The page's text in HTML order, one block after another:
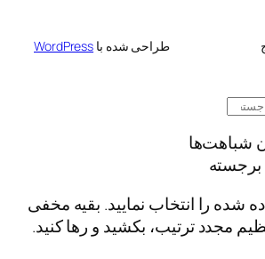
طراحی شده با WordPress
شباهت‌ها
شده را انتخاب نمایید. بقیه مخفی
مجدد ترتیب، بکشید و رها کنید.